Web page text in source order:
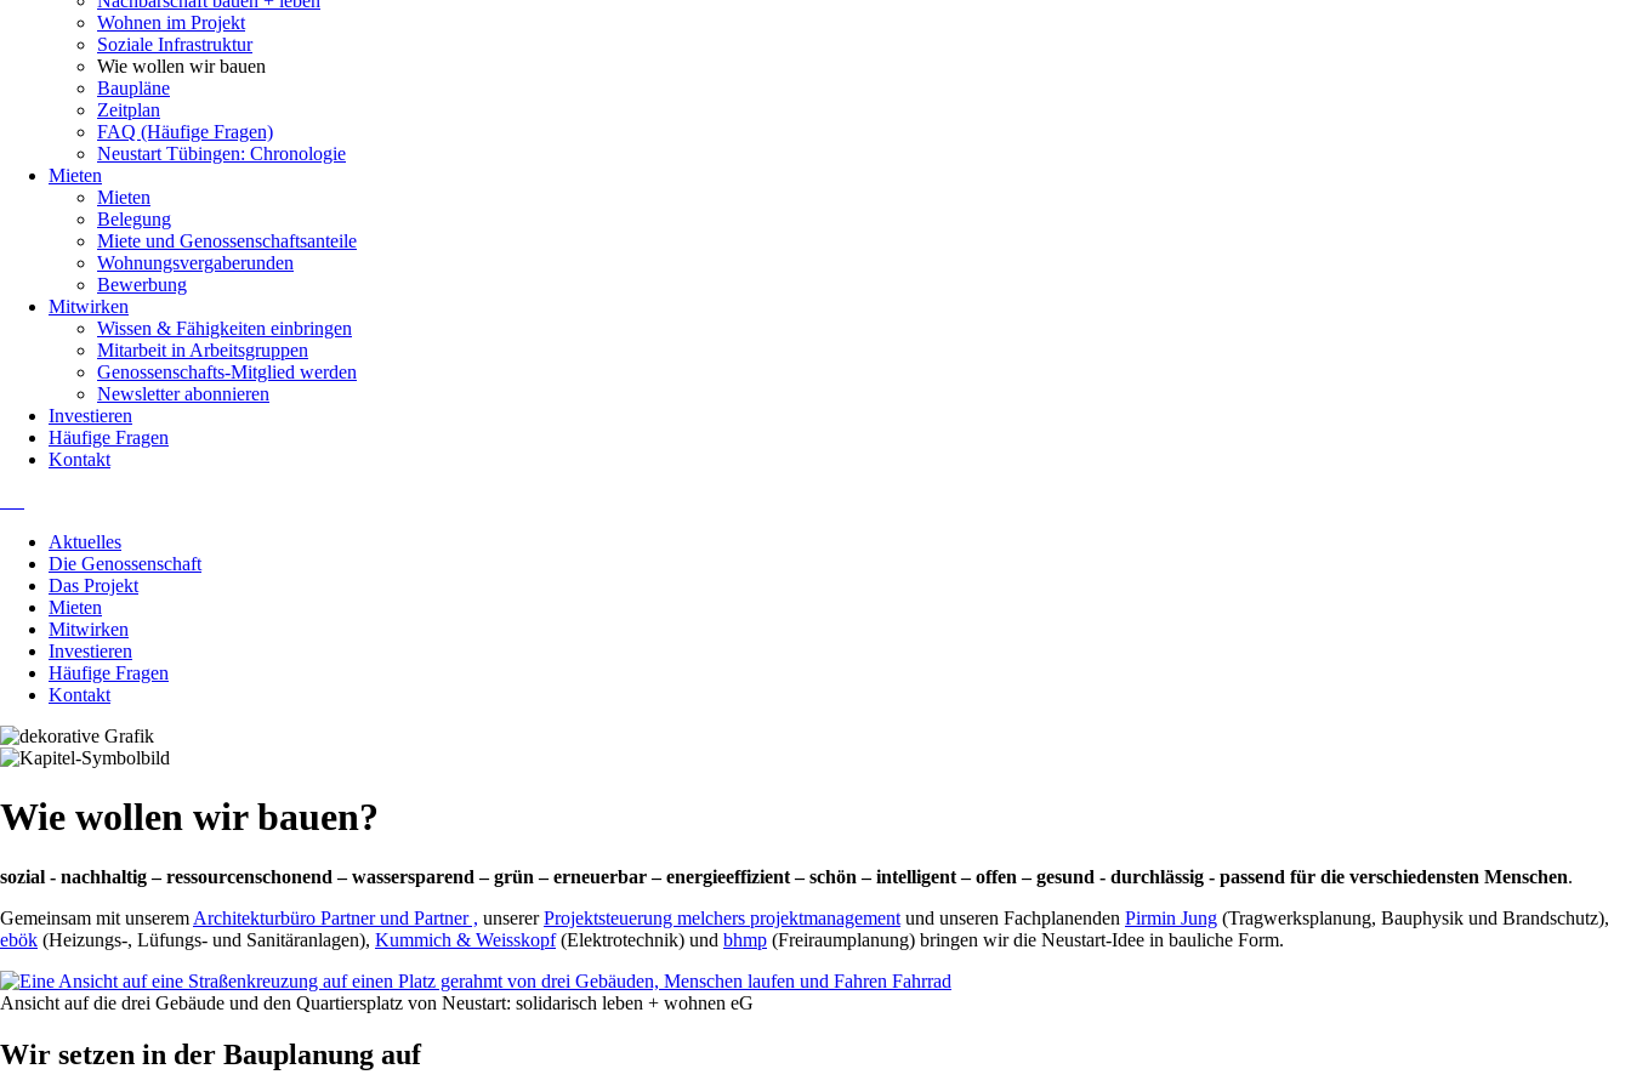
Wohnen im Projekt
Soziale Infrastruktur
Wie wollen wir bauen
Baupläne
Zeitplan
FAQ (Häufige Fragen)
Neustart Tübingen: Chronologie
Mieten
Mieten
Belegung
Miete und Genossenschaftsanteile
Wohnungsvergaberunden
Bewerbung
Mitwirken
Wissen & Fähigkeiten einbringen
Mitarbeit in Arbeitsgruppen
Genossenschafts-Mitglied werden
Newsletter abonnieren
Investieren
Häufige Fragen
Kontakt
überspringen
Aktuelles
Die Genossenschaft
Das Projekt
Mieten
Mitwirken
Investieren
Häufige Fragen
Kontakt
Wie wollen wir bauen?
sozial - nachhaltig – ressourcenschonend – wassersparend – grün – erneuerbar – energieeffizient – schön – intelligent – offen – gesund - durchlässig - passend für die verschiedensten Menschen.
Gemeinsam mit unserem Architekturbüro Partner und Partner , unsererProjektsteuerung melchers projektmanagement und unseren Fachplanenden Pirmin Jung (Tragwerksplanung, Bauphysik und Brandschutz),
ebök (Heizungs-, Lüfungs- und Sanitäranlagen), Kummich & Weisskopf(Elektrotechnik) und bhmp (Freiraumplanung) bringen wir die Neustart-Idee in bauliche Form.
Ansicht auf die drei Gebäude und den Quartiersplatz von Neustart: solidarisch leben + wohnen eG
Wir setzen in der Bauplanung auf